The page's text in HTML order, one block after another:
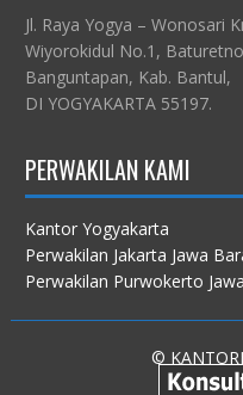
Jl. Raya Yogya – Wonosari
Wiyorokidul No.1,
Banguntapan, Kab. Bantul,
DI YOGYAKARTA 55197.
PERWAKILAN KAMI
Kantor Yogyakarta
Perwakilan Jakarta Jawa
Perwakilan Purwokerto
©